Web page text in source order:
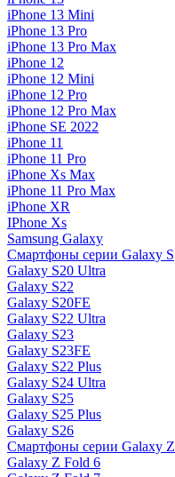
iPhone 13 Mini
iPhone 13 Pro
iPhone 13 Pro Max
iPhone 12
iPhone 12 Mini
iPhone 12 Pro
iPhone 12 Pro Max
iPhone SE 2022
iPhone 11
iPhone 11 Pro
iPhone Xs Max
iPhone 11 Pro Max
iPhone XR
IPhone Xs
Samsung Galaxy
Смартфоны серии Galaxy S
Galaxy S20 Ultra
Galaxy S22
Galaxy S20FE
Galaxy S22 Ultra
Galaxy S23
Galaxy S23FE
Galaxy S22 Plus
Galaxy S24 Ultra
Galaxy S25
Galaxy S25 Plus
Galaxy S26
Смартфоны серии Galaxy Z
Galaxy Z Fold 6